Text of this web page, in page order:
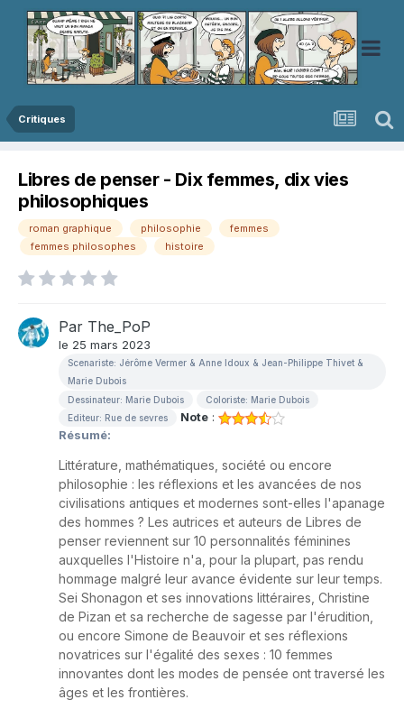
Critiques
Libres de penser - Dix femmes, dix vies
philosophiques
roman graphique philosophie
femmes
femmes philosophes
histoire
Par The_PoP
le 25 mars 2023
Scenariste: Jérôme Vermer & Anne Idoux & Jean-Philippe Thivet &
Marie Dubois
Dessinateur: Marie Dubois
Coloriste: Marie Dubois
Editeur: Rue de sevres
Note :
Résumé:
Littérature, mathématiques, société ou encore
philosophie : les réflexions et les avancées de nos
civilisations antiques et modernes sont-elles l'apanage
des hommes ? Les autrices et auteurs de Libres de
penser reviennent sur 10 personnalités féminines
auxquelles l'Histoire n'a, pour la plupart, pas rendu
hommage malgré leur avance évidente sur leur temps.
Sei Shonagon et ses innovations littéraires, Christine
de Pizan et sa recherche de sagesse par l'érudition,
ou encore Simone de Beauvoir et ses réflexions
novatrices sur l'égalité des sexes : 10 femmes
innovantes dont les modes de pensée ont traversé les
âges et les frontières.